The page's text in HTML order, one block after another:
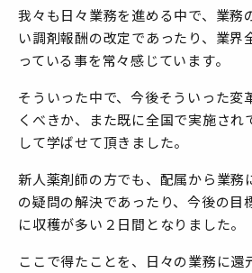
我々も日々業務を進める中で、業務
い調剤報酬の改定であったり、業界
っている事を常々感じています。
そういった中で、今後そういった変
くべきか、また既に全国で実施され
して学ばせて頂きました。
新人薬剤師の方でも、配属から業務
の疑問の解決であったり、今後の目
に収穫が多い２日間となりました。
ここで得たことを、日々の業務に還